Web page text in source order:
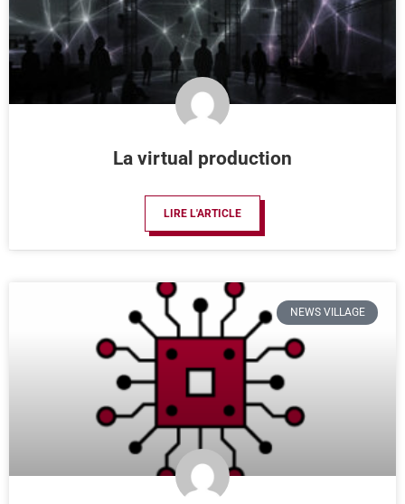
La virtual production
LIRE L'ARTICLE
NEWS VILLAGE